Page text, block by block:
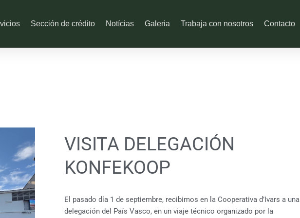
Sección de crédito Notícias Galeria Trabaja con nosotros Contacto
VISITA DELEGACIÓN
KONFEKOOP
El pasado día 1 de septiembre, recibimos en la Cooperativa d’Ivars a una
delegación del País Vasco, en un viaje técnico organizado por la